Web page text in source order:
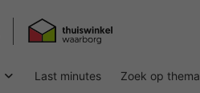
Last minutes Zoek op thema